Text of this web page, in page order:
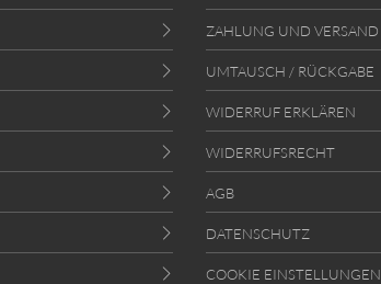
ZAHLUNG UND VERSAND
UMTAUSCH / RÜCKGABE
WIDERRUF ERKLÄREN
WIDERRUFSRECHT
AGB
DATENSCHUTZ
COOKIE EINSTELLUNGEN